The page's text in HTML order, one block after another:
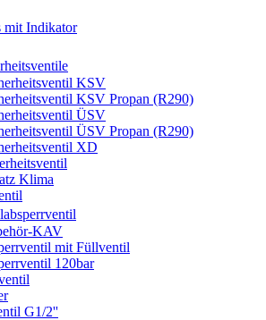
mit Indikator
KSV
KSV Propan (R290)
ÜSV
ÜSV Propan (R290)
XD
Klima
KAV
mit Füllventil
120bar
G1/2''